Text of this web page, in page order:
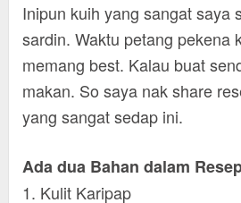
Inipun kuih yang sangat saya
sardin. Waktu petang pekena
memang best. Kalau buat
makan. So saya nak share
yang sangat sedap ini.
Ada dua Bahan dalam
1. Kulit Karipap